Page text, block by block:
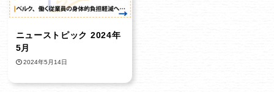
ニューストピック 2024年
5月
2024年5月14日